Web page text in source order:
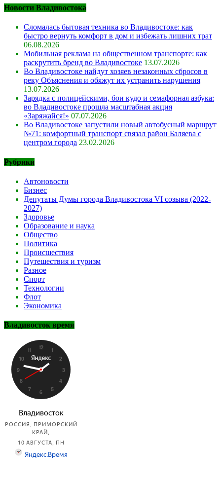
Новости Владивостока
Сломалась бытовая техника во Владивостоке: как
быстро вернуть комфорт в дом и избежать лишних трат
06.08.2026
Мобильная реклама на общественном транспорте: как
раскрутить бренд во Владивостоке 13.07.2026
Во Владивостоке найдут хозяев незаконных сбросов в
реку Объяснения и обяжут их устранить нарушения
13.07.2026
Зарядка с полицейскими, бои кудо и семафорная азбука:
во Владивостоке прошла масштабная акция
«Заряжайся!» 07.07.2026
Во Владивостоке запустили новый автобусный маршрут
№71: комфортный транспорт связал район Баляева с
центром города 23.02.2026
Рубрики
Автоновости
Бизнес
Депутаты Думы города Владивостока VI созыва (2022-
2027)
Здоровье
Образование и наука
Общество
Политика
Происшествия
Путешествия и туризм
Разное
Спорт
Технологии
Флот
Экономика
Владивосток время